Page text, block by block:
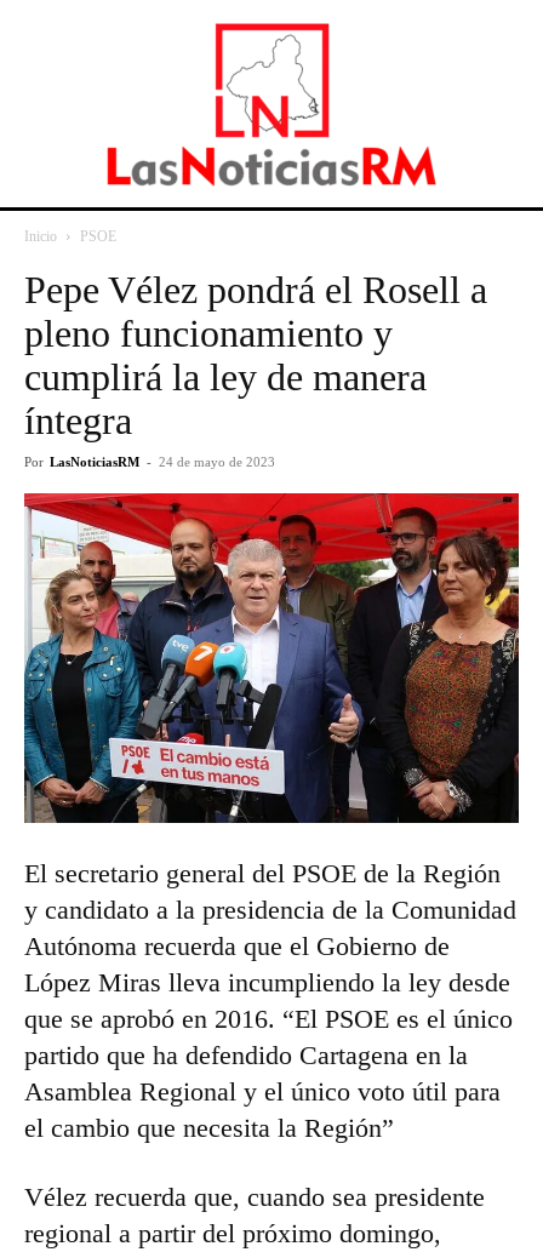
Inicio PSOE
Pepe Vélez pondrá el Rosell a
pleno funcionamiento y
cumplirá la ley de manera
íntegra
Por LasNoticiasRM - 24 de mayo de 2023
El secretario general del PSOE de la Región
y candidato a la presidencia de la Comunidad
Autónoma recuerda que el Gobierno de
López Miras lleva incumpliendo la ley desde
que se aprobó en 2016. “El PSOE es el único
partido que ha defendido Cartagena en la
Asamblea Regional y el único voto útil para
el cambio que necesita la Región”
Vélez recuerda que, cuando sea presidente
regional a partir del próximo domingo,